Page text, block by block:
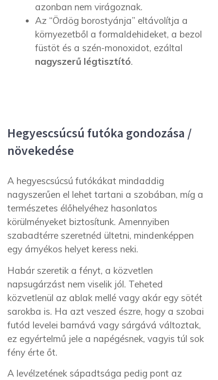
azonban nem virágoznak.
Az “Ördög borostyánja” eltávolítja a
környezetből a formaldehideket, a bezol
füstöt és a szén-monoxidot, ezáltal
nagyszerű légtisztító.
Hegyescsúcsú futóka gondozása /
növekedése
A hegyescsúcsú futókákat mindaddig
nagyszerűen el lehet tartani a szobában, míg a
természetes élőhelyéhez hasonlatos
körülményeket biztosítunk. Amennyiben
szabadtérre szeretnéd ültetni, mindenképpen
egy árnyékos helyet keress neki.
Habár szeretik a fényt, a közvetlen
napsugárzást nem viselik jól. Teheted
közvetlenül az ablak mellé vagy akár egy sötét
sarokba is. Ha azt veszed észre, hogy a szobai
futód levelei barnává vagy sárgává változtak,
ez egyértelmű jele a napégésnek, vagyis túl sok
fény érte őt.
A levélzetének sápadtsága pedig pont az